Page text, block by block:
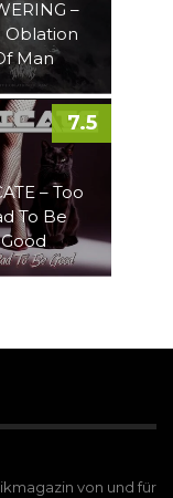
–
Oblation
Man
– Too
To Be
Good
7.5
von und für